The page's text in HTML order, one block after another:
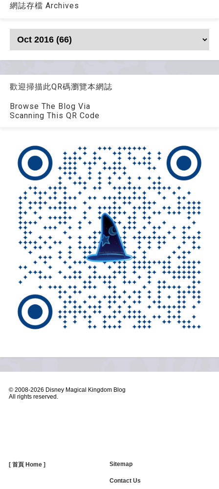
網誌存檔 Archives
歡迎掃描此QR碼瀏覽本網誌
Browse The Blog Via
Scanning This QR Code
© 2008-2026 Disney Magical Kingdom Blog
All rights reserved.
[ 首頁 Home ] Sitemap
Contact Us